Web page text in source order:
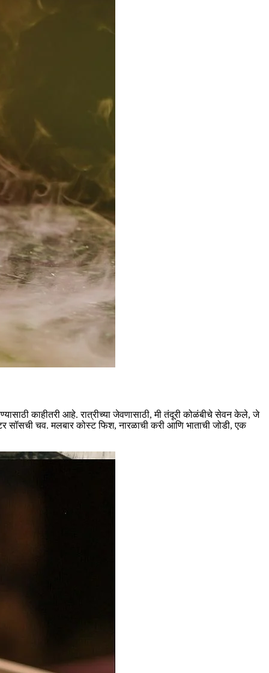
काहीतरी आहे. रात्रीच्या जेवणासाठी, मी तंदूरी कोळंबीचे सेवन केले, जे
सॉसची चव. मलबार कोस्ट फिश, नारळाची करी आणि भाताची जोडी, एक